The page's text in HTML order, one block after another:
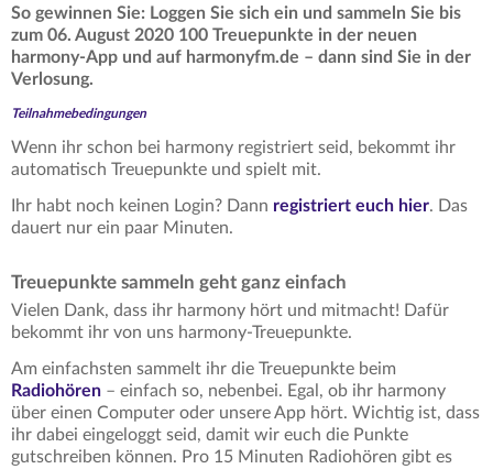
So gewinnen Sie: Loggen Sie sich ein und sammeln Sie bis
zum 06. August 2020 100 Treuepunkte in der neuen
harmony-App und auf harmonyfm.de – dann sind Sie in der
Verlosung.
Teilnahmebedingungen
Wenn ihr schon bei harmony registriert seid, bekommt ihr
automatisch Treuepunkte und spielt mit.
Ihr habt noch keinen Login? Dann registriert euch hier. Das
dauert nur ein paar Minuten.
Treuepunkte sammeln geht ganz einfach
Vielen Dank, dass ihr harmony hört und mitmacht! Dafür
bekommt ihr von uns harmony-Treuepunkte.
Am einfachsten sammelt ihr die Treuepunkte beim
Radiohören – einfach so, nebenbei. Egal, ob ihr harmony
über einen Computer oder unsere App hört. Wichtig ist, dass
ihr dabei eingeloggt seid, damit wir euch die Punkte
gutschreiben können. Pro 15 Minuten Radiohören gibt es